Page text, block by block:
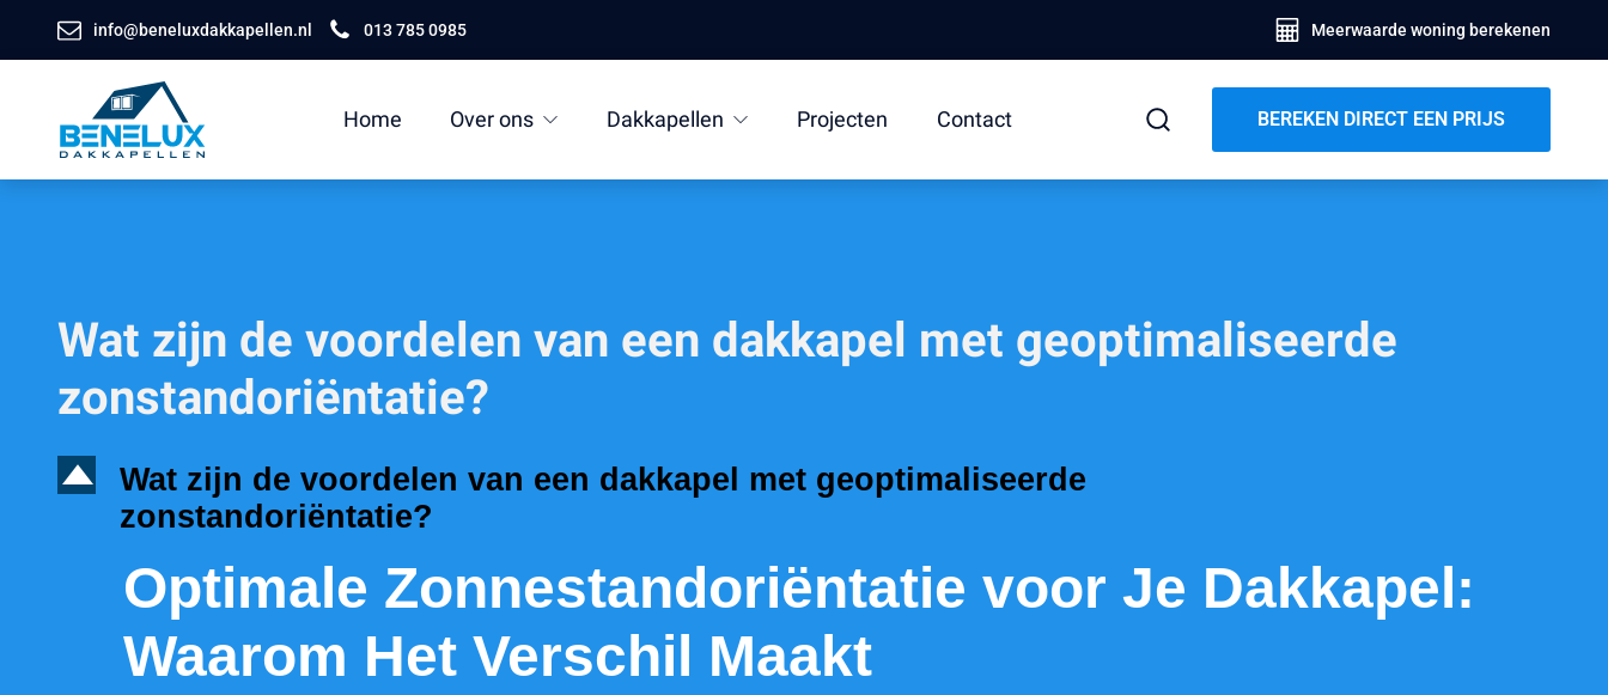
info@beneluxdakkapellen.nl 013 785 0985 Meerwaarde woning berekenen
Home Over ons Dakkapellen Projecten Contact BEREKEN DIRECT EEN PRIJS
Wat zijn de voordelen van een dakkapel met geoptimaliseerde
zonstandoriëntatie?
D
Wat zijn de voordelen van een dakkapel met geoptimaliseerde
zonstandoriëntatie?
Optimale Zonnestandoriëntatie voor Je Dakkapel:
Waarom Het Verschil Maakt